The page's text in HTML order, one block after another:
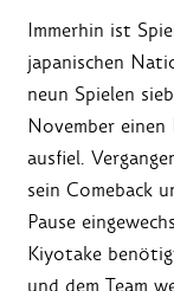
Immerhin ist
japanischen
neun Spielen
November
ausfiel.
sein Comeback
Pause
Kiyotake
und dem Team